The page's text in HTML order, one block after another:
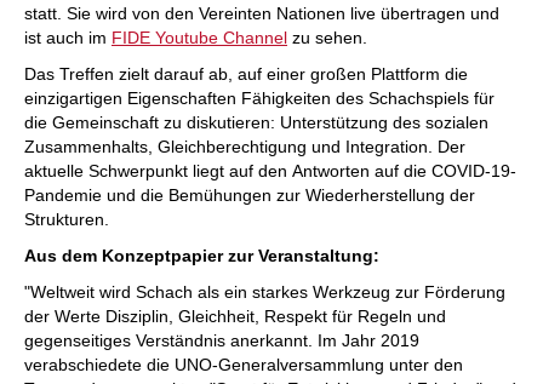
statt. Sie wird von den Vereinten Nationen live übertragen und
ist auch im FIDE Youtube Channel zu sehen.
Das Treffen zielt darauf ab, auf einer großen Plattform die
einzigartigen Eigenschaften Fähigkeiten des Schachspiels für
die Gemeinschaft zu diskutieren: Unterstützung des sozialen
Zusammenhalts, Gleichberechtigung und Integration. Der
aktuelle Schwerpunkt liegt auf den Antworten auf die COVID-19-
Pandemie und die Bemühungen zur Wiederherstellung der
Strukturen.
Aus dem Konzeptpapier zur Veranstaltung:
"Weltweit wird Schach als ein starkes Werkzeug zur Förderung
der Werte Disziplin, Gleichheit, Respekt für Regeln und
gegenseitiges Verständnis anerkannt. Im Jahr 2019
verabschiedete die UNO-Generalversammlung unter den